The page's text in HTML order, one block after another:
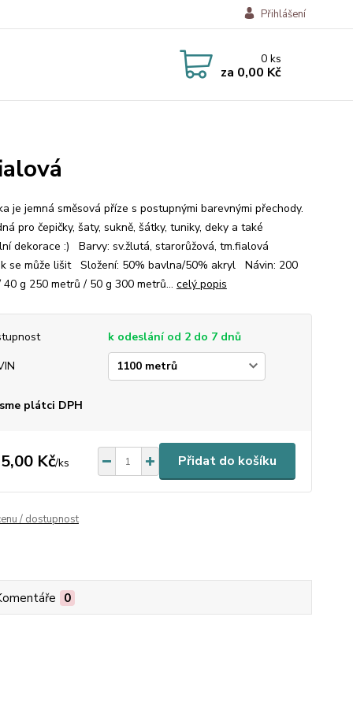
Přihlášení
0ks
za 0,00 Kč
je jemná směsová příze s postupnými barevnými přechody.
pro čepičky, šaty, sukně, šátky, tuniky, deky a také
dekorace :) Barvy: sv.žlutá, starorůžová, tm.fialová
se může lišit Složení: 50% bavlna/50% akryl Návin: 200
40 g 250 metrů / 50 g 300 metrů... celý popis
k odeslání od 2 do 7 dnů
plátci DPH
Kč/ks Přidat do košíku
/ dostupnost
0